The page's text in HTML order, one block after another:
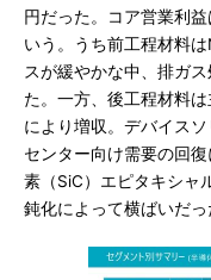
円だった。コア営業利
いう。うち前工程材料
スが緩やかな中、排ガ
た。一方、後工程材料
により増収。デバイス
センター向け需要の回
素（SiC）エピタキシャ
鈍化によって横ばいだっ